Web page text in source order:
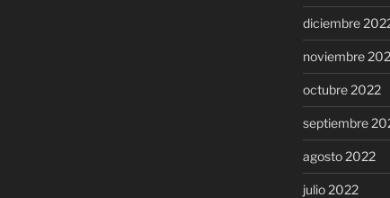
diciembre
noviembre
octubre 2022
septiembre
agosto 2022
julio 2022